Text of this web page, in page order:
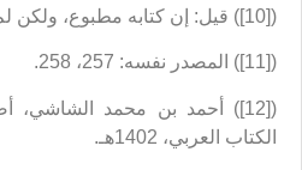
([10]) قيل: إن كتابه مطبوع، ولكن لم أعثر عليه.
([11]) المصدر نفسه: 257، 258.
([12]) أحمد بن محمد الشاشي،
الكتاب العربي، 1402هـ.